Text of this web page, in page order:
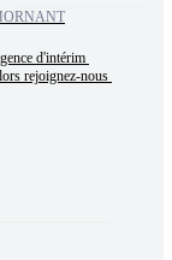
d'intérim
rejoignez-nous